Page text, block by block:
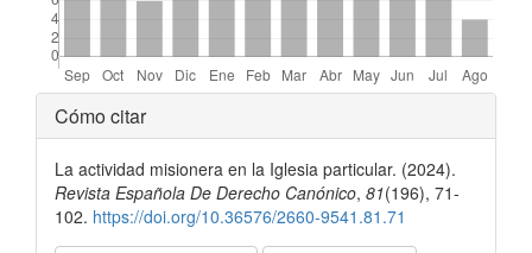
Detalles
del
artículo
Cómo citar
La actividad misionera en la Iglesia particular. (2024).
Revista Española De Derecho Canónico, 81(196), 71-
102. https://doi.org/10.36576/2660-9541.81.71